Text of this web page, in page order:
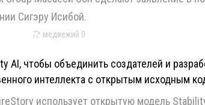
Сигэру Исибой.
медвежий 0
AI, чтобы объединить создателей и
интеллекта с открытым исходным
использует открытую модель